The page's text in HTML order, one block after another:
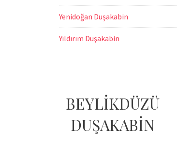
Yenidoğan Duşakabin
Yıldırım Duşakabin
BEYLİKDÜZÜ
DUŞAKABİN